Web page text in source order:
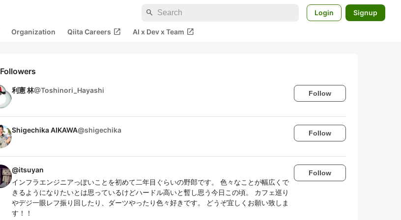
search Login Signup
Organization Qiita Careers open_in_new AI x Dev x Team open_in_new
Followers
利憲 林@Toshinori_Hayashi Follow
Shigechika AIKAWA@shigechika Follow
@itsuyan
インフラエンジニアっぽいことを初めて二年目ぐらいの野郎です。 色々なことが幅広くで
きるようになりたいとは思っているけどハードル高いと暫し思う今日この頃。 カフェ巡り
やデジ一眼レフ振り回したり、ダーツやったり色々好きです。 どうぞ宜しくお願い致しま
す！！
Follow